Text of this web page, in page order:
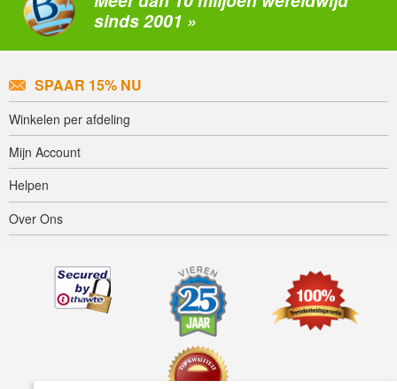
sinds 2001 »
SPAAR 15% NU
Winkelen per afdeling
Mijn Account
Helpen
Over Ons